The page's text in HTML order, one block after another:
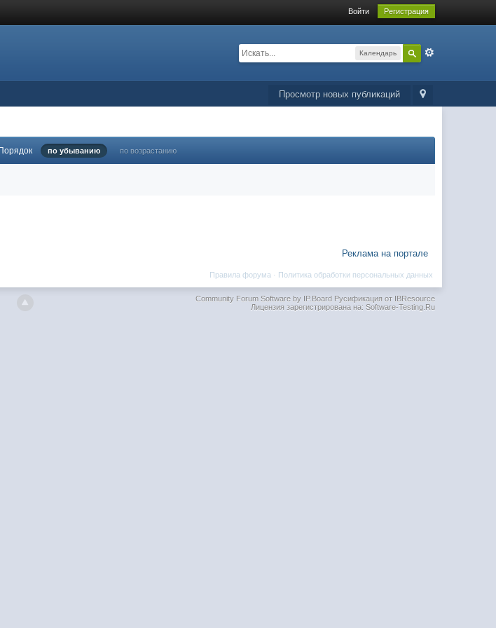
Войти Регистрация
Календарь
Просмотр новых публикаций
Порядок по убыванию по возрастанию
Реклама на портале
Политика обработки персональных данных
Правила форума ·
Community Forum Software by IP.BoardРусификация от IBResource
Лицензия зарегистрирована на: Software-Testing.Ru